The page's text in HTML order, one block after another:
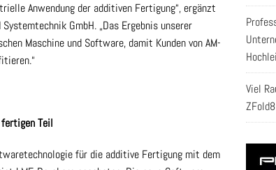
Anwendung der additiven Fertigung“, ergänzt
GmbH. „Das Ergebnis unserer
Maschine und Software, damit Kunden von AM-
Teil
für die additive Fertigung mit dem
Viel